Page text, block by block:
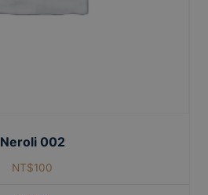
Neroli 002
NT$100